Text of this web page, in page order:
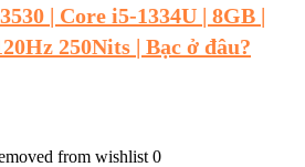
| Core i5-1334U | 8GB |
250Nits | Bạc ở đâu?
from wishlist 0